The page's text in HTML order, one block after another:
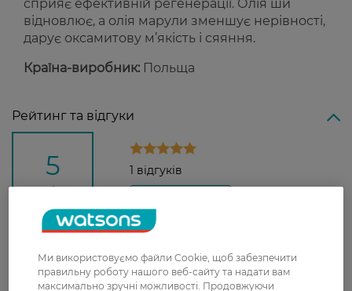
сприяє ефективній регенерації. Олія ши
відновлює, а олія марули зменшує нерівності,
дарує оксамитову м’якість і сяяння.
Країна-виробник: Польща
Рейтинг та відгуки
5 1 відгуків
Катерина
13 лютого, 2026
Хороший лосьйон. Але аромат не
Ми використовуємо файли Cookie, щоб забезпечити
правильну роботу нашого веб-сайту та надати вам
максимально зручні можливості. Продовжуючи